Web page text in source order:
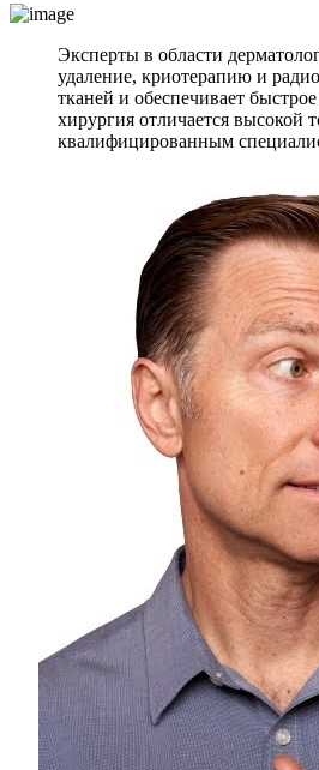
Эксперты в области
удаление, криотерапию и
тканей и обеспечивает
хирургия отличается высокой
квалифицированным